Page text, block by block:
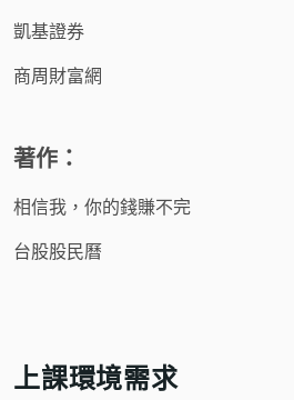
凱基證券
商周財富網
著作：
相信我，你的錢賺不完
台股股民曆
上課環境需求